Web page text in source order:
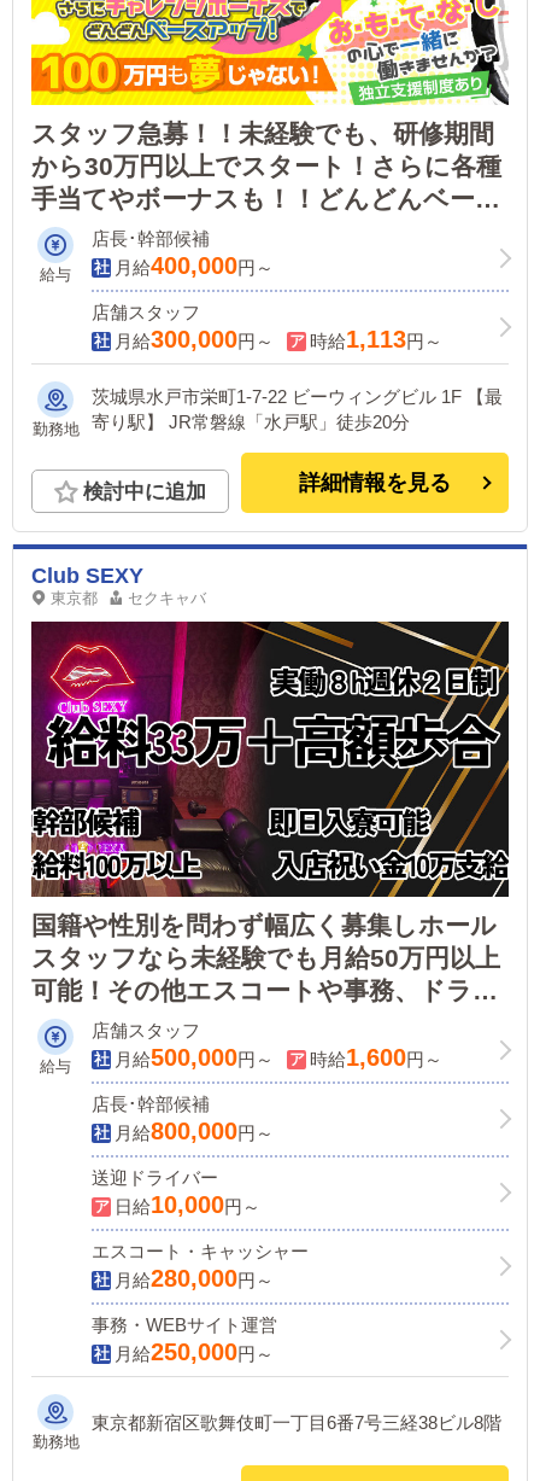
スタッフ急募！！未経験でも、研修期間
から30万円以上でスタート！さらに各種
手当てやボーナスも！！どんどんベース
アップでしっかり稼いでいただけます。
独立支援制度もあります
給与
店長･幹部候補
月給400,000円～
店舗スタッフ
月給300,000円～ 時給1,113円～
勤務地
茨城県水戸市栄町1-7-22 ビーウィングビル 1F 【最
寄り駅】 JR常磐線「水戸駅」徒歩20分
検討中に追加 詳細情報を見る
Club SEXY
東京都 セクキャバ
国籍や性別を問わず幅広く募集しホール
スタッフなら未経験でも月給50万円以上
可能！その他エスコートや事務、ドライ
バーなどお好きな職種で高収入が目指せ
ます！
給与
店舗スタッフ
月給500,000円～ 時給1,600円～
店長･幹部候補
月給800,000円～
送迎ドライバー
日給10,000円～
エスコート・キャッシャー
月給280,000円～
事務・WEBサイト運営
月給250,000円～
勤務地
東京都新宿区歌舞伎町一丁目6番7号三経38ビル8階